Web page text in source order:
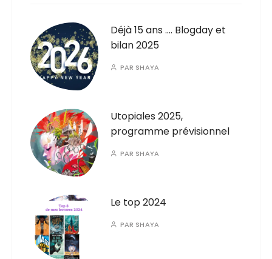
Déjà 15 ans …. Blogday et
bilan 2025
PAR SHAYA
Utopiales 2025,
programme prévisionnel
PAR SHAYA
Le top 2024
PAR SHAYA